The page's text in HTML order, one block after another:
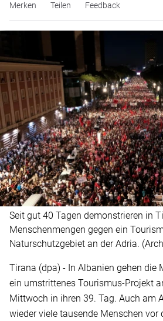
Merken Teilen Feedback
Seit gut 40 Tagen demonstrieren in
Menschenmengen gegen ein
Naturschutzgebiet an der Adria.
Tirana (dpa) - In Albanien gehen die
ein umstrittenes Tourismus-Projekt
Mittwoch in ihren 39. Tag. Auch am
wieder viele tausende Menschen vor